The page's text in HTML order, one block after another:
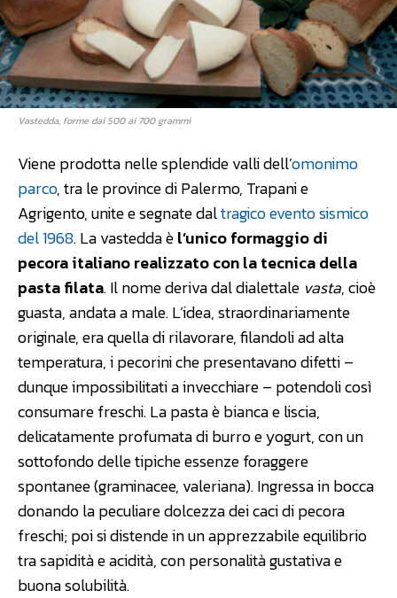
Vastedda, forme dai 500 ai 700 grammi
Viene prodotta nelle splendide valli dell’omonimo
parco, tra le province di Palermo, Trapani e
Agrigento, unite e segnate daltragico evento sismico
del 1968. La vastedda èl’unico formaggio di
pecora italiano realizzato con la tecnica della
pasta filata. Il nome deriva dal dialettale vasta, cioè
guasta, andata a male. L’idea, straordinariamente
originale, era quella di rilavorare, filandoli ad alta
temperatura, i pecorini che presentavano difetti –
dunque impossibilitati a invecchiare – potendoli così
consumare freschi. La pasta è bianca e liscia,
delicatamente profumata di burro e yogurt, con un
sottofondo delle tipiche essenze foraggere
spontanee (graminacee, valeriana). Ingressa in bocca
donando la peculiare dolcezza dei caci di pecora
freschi; poi si distende in un apprezzabile equilibrio
tra sapidità e acidità, con personalità gustativa e
buona solubilità.